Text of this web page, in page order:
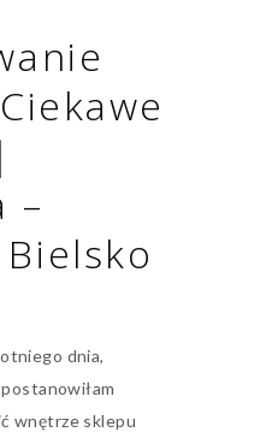
–
dnia,
wnętrze sklepu